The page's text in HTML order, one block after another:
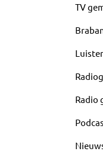
TV
Radio